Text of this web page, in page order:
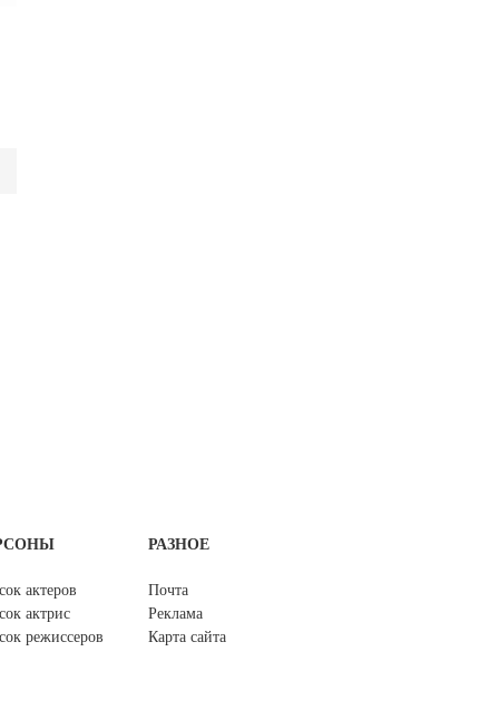
актеров
актрис
режиссеров
РАЗНОЕ
Почта
Реклама
Карта сайта